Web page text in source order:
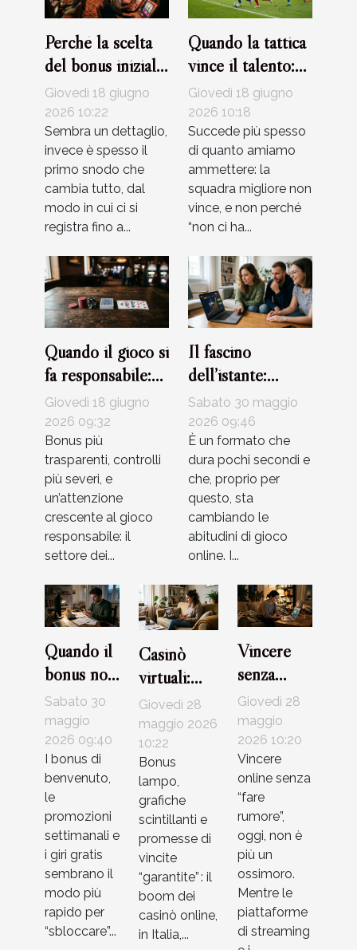
Perché la scelta
del bonus iniziale
può influenzare la
tua esperienza al
casinò
Giovedì 18 giugno
2026 10:22
Sembra un dettaglio,
invece è spesso il
primo snodo che
cambia tutto, dal
modo in cui ci si
registra fino a...
Quando la tattica
vince il talento:
storie di partite
indimenticabili
Giovedì 18 giugno
2026 10:18
Succede più spesso
di quanto amiamo
ammettere: la
squadra migliore non
vince, e non perché
“non ci ha...
Quando il gioco si
fa responsabile:
attualità e limiti
nei bonus dei
casinò
Giovedì 18 giugno
2026 09:32
Bonus più
trasparenti, controlli
più severi, e
un’attenzione
crescente al gioco
responsabile: il
settore dei...
Il fascino
dell’istante:
perché i crash
game stanno
rivoluzionando il
gioco d’azzardo
Sabato 30 maggio
2026 09:46
È un formato che
dura pochi secondi e
che, proprio per
questo, sta
cambiando le
abitudini di gioco
online. I...
Quando il
bonus non
basta: casi
reali di
giocatori e
soluzioni
Sabato 30
maggio
2026 09:40
I bonus di
benvenuto,
le
promozioni
settimanali e
i giri gratis
sembrano il
modo più
rapido per
“sbloccare”...
Casinò
virtuali:
come
riconoscere
le trappole
più sottili
della rete
Giovedì 28
maggio 2026
10:22
Bonus
lampo,
grafiche
scintillanti e
promesse di
vincite
“garantite” : il
boom dei
casinò online,
in Italia,...
Vincere
senza
postare:
storie vere
di
strategia
silenziosa
nei casinò
online
Giovedì 28
maggio
2026 10:20
Vincere
online senza
“fare
rumore”,
oggi, non è
più un
ossimoro.
Mentre le
piattaforme
di streaming